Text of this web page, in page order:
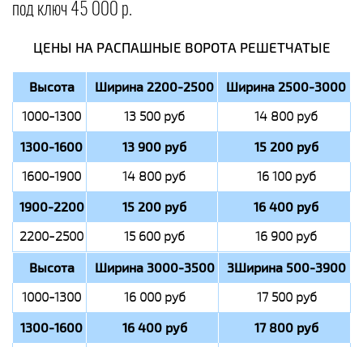
под ключ 45 000 р.
ЦЕНЫ НА РАСПАШНЫЕ ВОРОТА РЕШЕТЧАТЫЕ
Высота Ширина 2200-2500 Ширина 2500-3000
1000-1300 13 500 руб 14 800 руб
1300-1600 13 900 руб 15 200 руб
1600-1900 14 800 руб 16 100 руб
1900-2200 15 200 руб 16 400 руб
2200-2500 15 600 руб 16 900 руб
Высота Ширина 3000-3500 3Ширина 500-3900
1000-1300 16 000 руб 17 500 руб
1300-1600 16 400 руб 17 800 руб